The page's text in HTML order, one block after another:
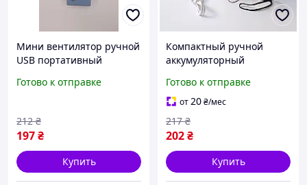
Мини вентилятор ручной
USB портативный
Fan L-610B 400Mah
Готово к отправке
197₴
212 ₴
Купить
Компактный ручной
аккумуляторный
ZB112W с 3 скоростями
белый
Готово к отправке
от20₴/мес
202₴
217 ₴
Купить